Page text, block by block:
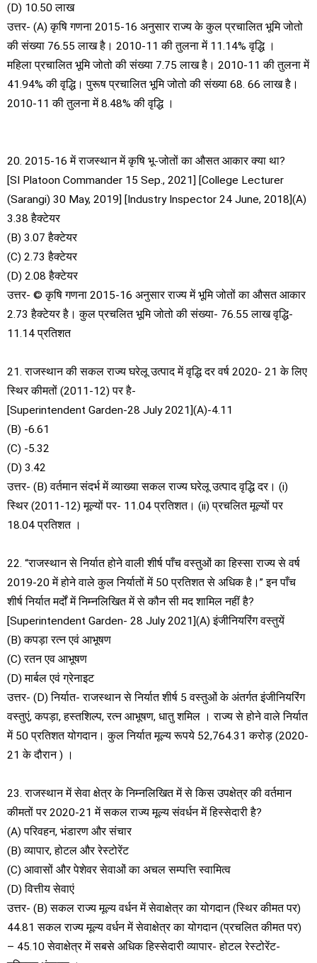
(D) 10.50 लाख
उत्तर- (A) कृषि गणना 2015-16 अनुसार राज्य के कुल प्रचालित भूमि जोतो
की संख्या 76.55 लाख है। 2010-11 की तुलना में 11.14% वृद्धि ।
महिला प्रचालित भूमि जोतो की संख्या 7.75 लाख है। 2010-11 की तुलना में
41.94% की वृद्धि। पुरूष प्रचालित भूमि जोतो की संख्या 68. 66 लाख है।
2010-11 की तुलना में 8.48% की वृद्धि ।
20. 2015-16 में राजस्थान में कृषि भू-जोतों का औसत आकार क्या था?
[SI Platoon Commander 15 Sep., 2021] [College Lecturer
(Sarangi) 30 May, 2019] [Industry Inspector 24 June, 2018](A)
3.38 हैक्टेयर
(B) 3.07 हैक्टेयर
(C) 2.73 हैक्टेयर
(D) 2.08 हैक्टेयर
उत्तर- © कृषि गणना 2015-16 अनुसार राज्य में भूमि जोतों का औसत आकार
2.73 हैक्टेयर है। कुल प्रचलित भूमि जोतो की संख्या- 76.55 लाख वृद्धि-
11.14 प्रतिशत
21. राजस्थान की सकल राज्य घरेलू उत्पाद में वृद्धि दर वर्ष 2020- 21 के लिए
स्थिर कीमतों (2011-12) पर है-
[Superintendent Garden-28 July 2021](A)-4.11
(B) -6.61
(C) -5.32
(D) 3.42
उत्तर- (B) वर्तमान संदर्भ में व्याख्या सकल राज्य घरेलू उत्पाद वृद्धि दर। (i)
स्थिर (2011-12) मूल्यों पर- 11.04 प्रतिशत। (ii) प्रचलित मूल्यों पर
18.04 प्रतिशत ।
22. “राजस्थान से निर्यात होने वाली शीर्ष पाँच वस्तुओं का हिस्सा राज्य से वर्ष
2019-20 में होने वाले कुल निर्यातों में 50 प्रतिशत से अधिक है।” इन पाँच
शीर्ष निर्यात मर्दों में निम्नलिखित में से कौन सी मद शामिल नहीं है?
[Superintendent Garden- 28 July 2021](A) इंजीनियरिंग वस्तुयें
(B) कपड़ा रत्न एवं आभूषण
(C) रतन एव आभूषण
(D) मार्बल एवं ग्रेनाइट
उत्तर- (D) निर्यात- राजस्थान से निर्यात शीर्ष 5 वस्तुओं के अंतर्गत इंजीनियरिंग
वस्तुएं, कपड़ा, हस्तशिल्प, रत्न आभूषण, धातु शमिल । राज्य से होने वाले निर्यात
में 50 प्रतिशत योगदान। कुल निर्यात मूल्य रूपये 52,764.31 करोड़ (2020-
21 के दौरान ) ।
23. राजस्थान में सेवा क्षेत्र के निम्नलिखित में से किस उपक्षेत्र की वर्तमान
कीमतों पर 2020-21 में सकल राज्य मूल्य संवर्धन में हिस्सेदारी है?
(A) परिवहन, भंडारण और संचार
(B) व्यापार, होटल और रेस्टोरेंट
(C) आवासों और पेशेवर सेवाओं का अचल सम्पत्ति स्वामित्व
(D) वित्तीय सेवाएं
उत्तर- (B) सकल राज्य मूल्य वर्धन में सेवाक्षेत्र का योगदान (स्थिर कीमत पर)
44.81 सकल राज्य मूल्य वर्धन में सेवाक्षेत्र का योगदान (प्रचलित कीमत पर)
– 45.10 सेवाक्षेत्र में सबसे अधिक हिस्सेदारी व्यापार- होटल रेस्टोरेंट-